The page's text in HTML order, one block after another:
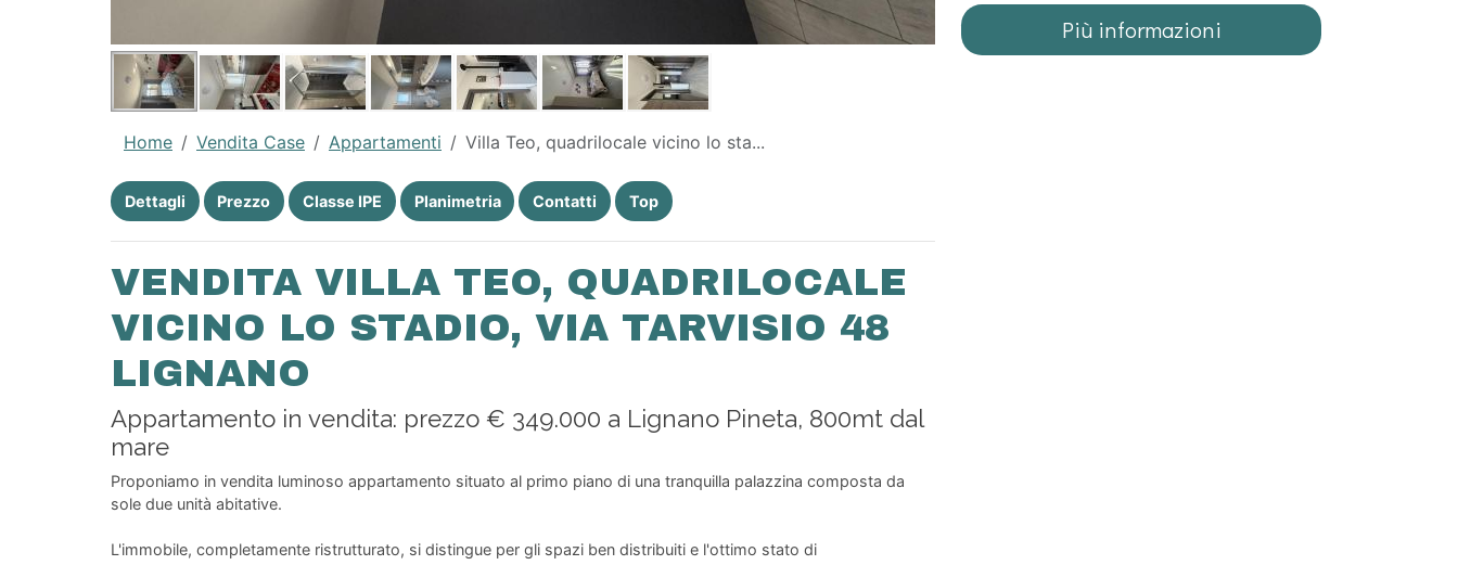
Home Vendita Case Appartamenti Villa Teo, quadrilocale vicino lo sta...
VENDITA VILLA TEO, QUADRILOCALE
VICINO LO STADIO, VIA TARVISIO 48
LIGNANO
Appartamento in vendita: prezzo € 349.000 a Lignano Pineta, 800mt dal
mare
Proponiamo in vendita luminoso appartamento situato al primo piano di una tranquilla palazzina composta da
sole due unità abitative.
L'immobile, completamente ristrutturato, si distingue per gli spazi ben distribuiti e l'ottimo stato di
Dettagli Prezzo Classe IPE Planimetria Contatti Top
Più informazioni